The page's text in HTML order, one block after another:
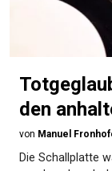
den
von Manuel
Die Schallplatte